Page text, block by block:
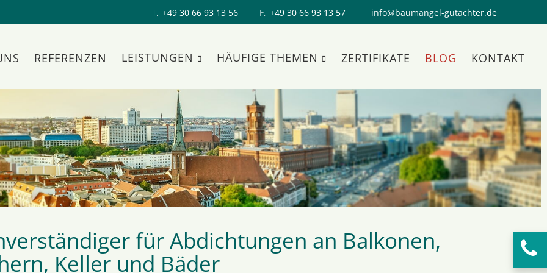
info@baumangel-gutachter.de
F. +49 30 66 93 13 57
T. +49 30 66 93 13 56
REFERENZEN LEISTUNGEN HÄUFIGE THEMEN ZERTIFIKATE BLOG KONTAKT
SUCHEN
für Abdichtungen an Balkonen,
Keller und Bäder